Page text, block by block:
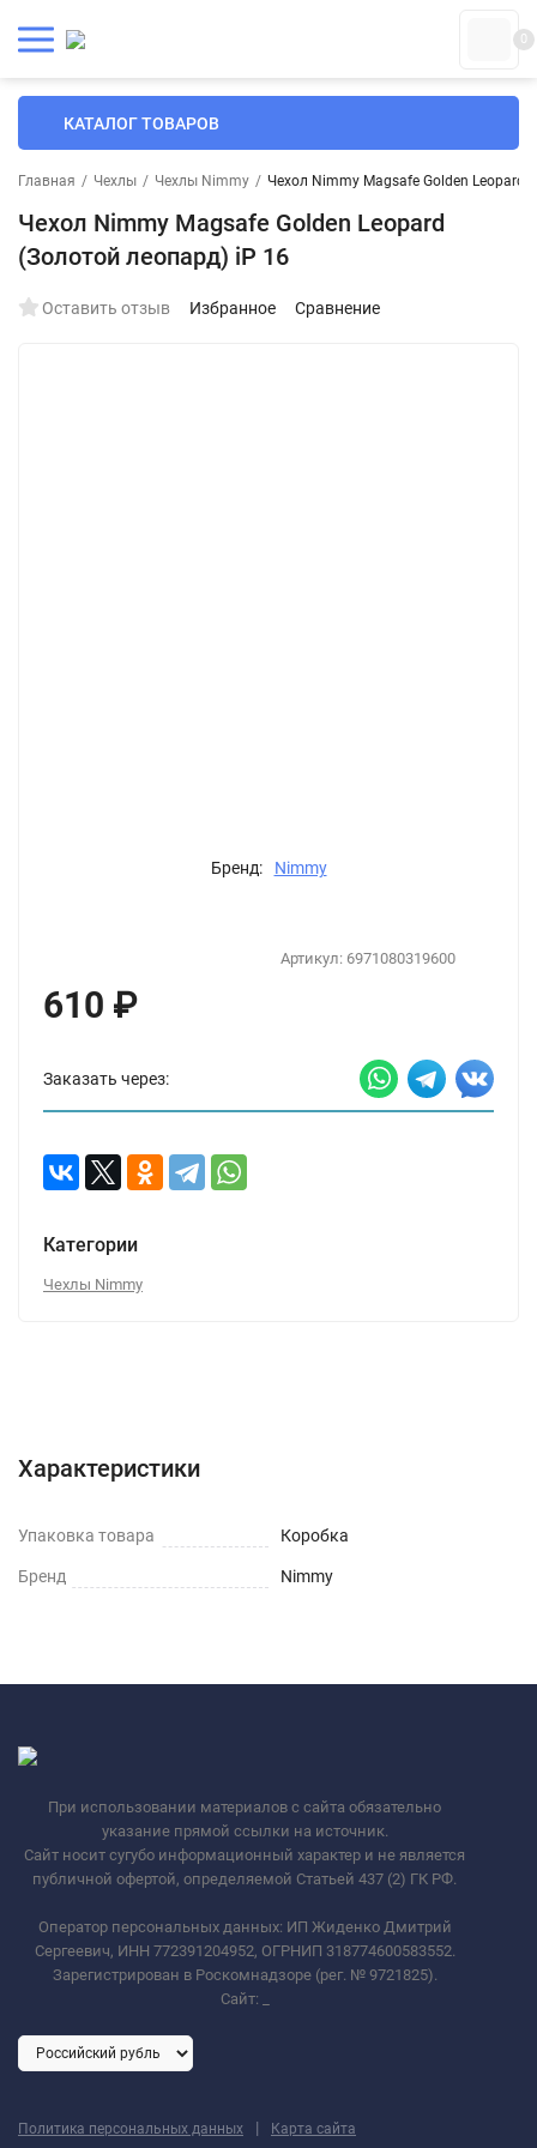
0
КАТАЛОГ ТОВАРОВ
Главная / Чехлы / Чехлы Nimmy / Чехол Nimmy Magsafe Golden Leopard
Чехол Nimmy Magsafe Golden Leopard
(Золотой леопард) iP 16
Оставить отзыв Избранное Сравнение
Бренд: Nimmy
Артикул: 6971080319600
610 ₽
Заказать через:
Категории
Чехлы Nimmy
Характеристики
Упаковка товара Коробка
Бренд Nimmy
При использовании материалов с сайта обязательно
указание прямой ссылки на источник.
Сайт носит сугубо информационный характер и не является
публичной офертой, определяемой Статьей 437 (2) ГК РФ.
Оператор персональных данных: ИП Жиденко Дмитрий
Сергеевич, ИНН 772391204952, ОГРНИП 318774600583552.
Зарегистрирован в Роскомнадзоре (рег. № 9721825).
Сайт:
Политика персональных данных | Карта сайта